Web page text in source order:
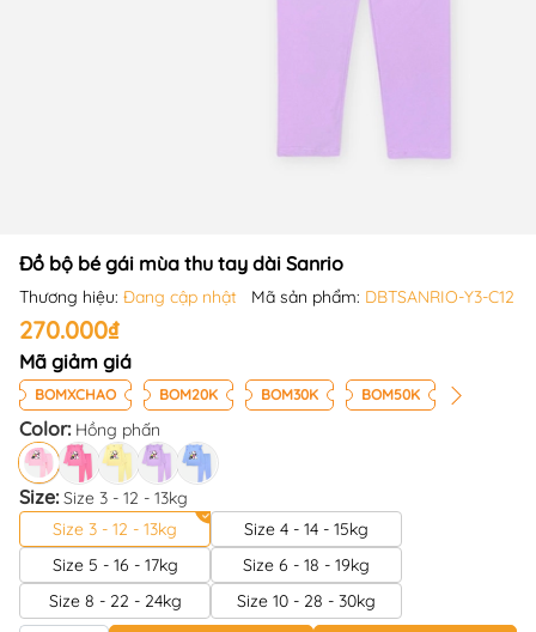
Đồ bộ bé gái mùa thu tay dài Sanrio
Thương hiệu: Đang cập nhật Mã sản phẩm: DBTSANRIO-Y3-C12
270.000₫
Mã giảm giá
BOMXCHAO BOM20K BOM30K BOM50K
Color: Hồng phấn
Size:Size 3 - 12 - 13kg
Size 3 - 12 - 13kg
Size 4 - 14 - 15kg
Size 5 - 16 - 17kg
Size 6 - 18 - 19kg
Size 8 - 22 - 24kg
Size 10 - 28 - 30kg